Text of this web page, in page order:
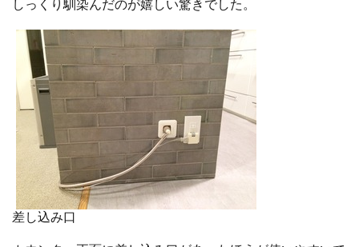
しっくり馴染んだのが嬉しい驚きでした。
差し込み口